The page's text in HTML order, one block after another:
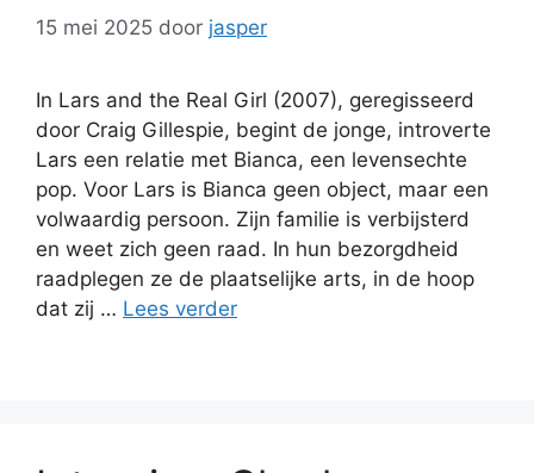
15 mei 2025 door jasper
In Lars and the Real Girl (2007), geregisseerd
door Craig Gillespie, begint de jonge, introverte
Lars een relatie met Bianca, een levensechte
pop. Voor Lars is Bianca geen object, maar een
volwaardig persoon. Zijn familie is verbijsterd
en weet zich geen raad. In hun bezorgdheid
raadplegen ze de plaatselijke arts, in de hoop
dat zij … Lees verder